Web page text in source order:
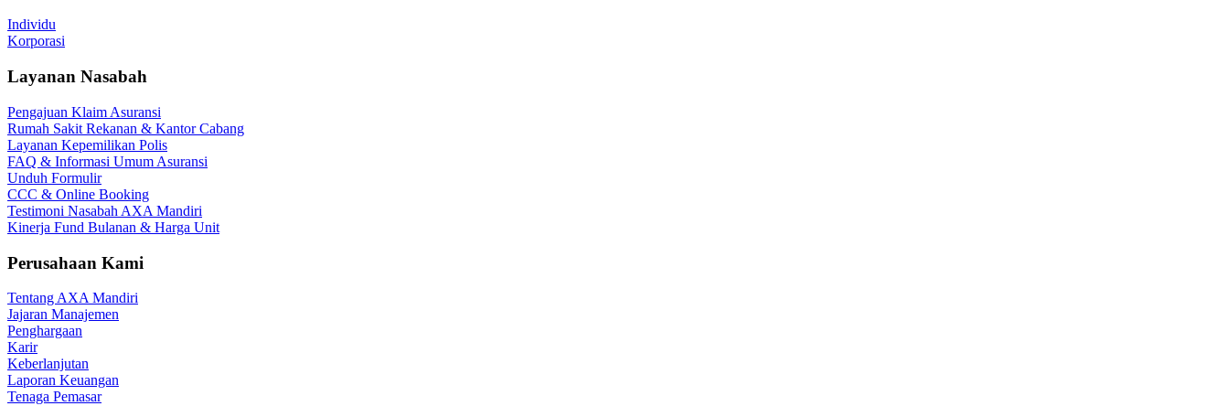
Individu
Korporasi
Layanan Nasabah
Pengajuan Klaim Asuransi
Rumah Sakit Rekanan & Kantor Cabang
Layanan Kepemilikan Polis
FAQ & Informasi Umum Asuransi
Unduh Formulir
CCC & Online Booking
Testimoni Nasabah AXA Mandiri
Kinerja Fund Bulanan & Harga Unit
Perusahaan Kami
Tentang AXA Mandiri
Jajaran Manajemen
Penghargaan
Karir
Keberlanjutan
Laporan Keuangan
Tenaga Pemasar